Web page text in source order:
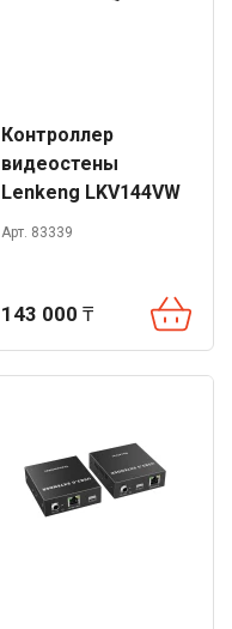
Контроллер
видеостены
Lenkeng LKV144VW
(4K, 2x2)
Арт. 83339
143 000 ₸